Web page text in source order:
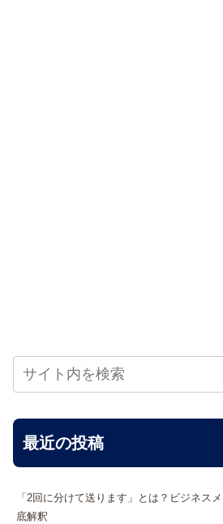
最近の投稿
「2回に分けて送ります」とは？ビジネス
底解釈